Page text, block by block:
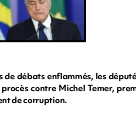
de débats enflammés, les
contre Michel Temer,
de corruption.